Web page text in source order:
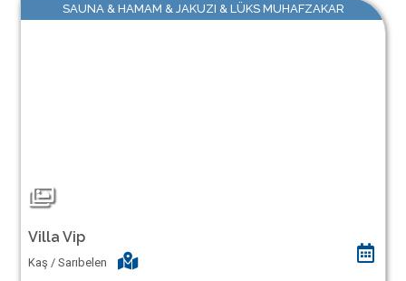
SAUNA & HAMAM & JAKUZI & LÜKS MUHAFZAKAR
Villa Vip
Kaş / Sarıbelen